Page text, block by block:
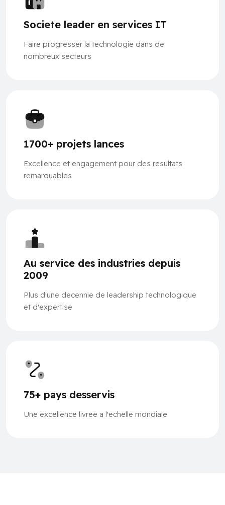
Societe leader en services IT
Faire progresser la technologie dans de
nombreux secteurs
1700+ projets lances
Excellence et engagement pour des resultats
remarquables
Au service des industries depuis
2009
Plus d'une decennie de leadership technologique
et d'expertise
75+ pays desservis
Une excellence livree a l'echelle mondiale